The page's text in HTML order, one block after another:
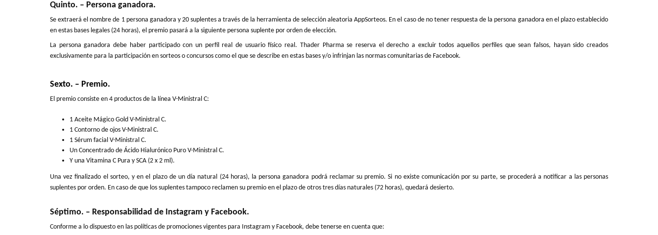
Quinto. – Persona ganadora.
Se extraerá el nombre de 1 persona ganadora y 20 suplentes a través de la herramienta de selección aleatoria AppSorteos. En el caso de no tener respuesta de la persona ganadora en el plazo establecido
en estas bases legales (24 horas), el premio pasará a la siguiente persona suplente por orden de elección.
La persona ganadora debe haber participado con un perfil real de usuario físico real. Thader Pharma se reserva el derecho a excluir todos aquellos perfiles que sean falsos, hayan sido creados
exclusivamente para la participación en sorteos o concursos como el que se describe en estas bases y/o infrinjan las normas comunitarias de Facebook.
Sexto. – Premio.
El premio consiste en 4 productos de la línea V-Ministral C:
1 Aceite Mágico Gold V-Ministral C.
1 Contorno de ojos V-Ministral C.
1 Sérum facial V-Ministral C.
Un Concentrado de Ácido Hialurónico Puro V-Ministral C.
Y una Vitamina C Pura y SCA (2 x 2 ml).
Una vez finalizado el sorteo, y en el plazo de un día natural (24 horas), la persona ganadora podrá reclamar su premio. Si no existe comunicación por su parte, se procederá a notificar a las personas
suplentes por orden. En caso de que los suplentes tampoco reclamen su premio en el plazo de otros tres días naturales (72 horas), quedará desierto.
Séptimo. – Responsabilidad de Instagram y Facebook.
Conforme a lo dispuesto en las políticas de promociones vigentes para Instagram y Facebook, debe tenerse en cuenta que: